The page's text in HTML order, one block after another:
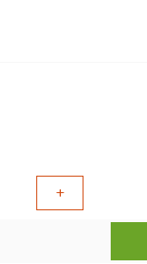
+